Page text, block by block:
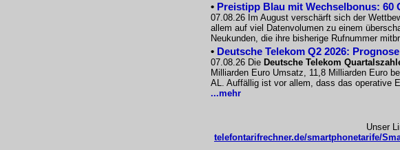
• Preistipp Blau mit Wechselbonus: 60
07.08.26 Im August verschärft sich der
allem auf viel Datenvolumen zu einem
Neukunden, die ihre bisherige Rufnummer
• Deutsche Telekom Q2 2026:
07.08.26 Die Deutsche Telekom
Milliarden Euro Umsatz, 11,8 Milliarden Euro
AL. Auffällig ist vor allem, dass das operative
...mehr
Unser
telefontarifrechner.de/smartphonetarife/